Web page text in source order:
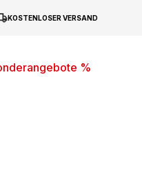
KOSTENLOSER VERSAND
%